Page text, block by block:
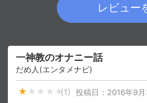
会員設定 会員情報
レビュー
一神教のオナニー話
だめ人(エンタメナビ)
(1) 投稿日： 2016年9